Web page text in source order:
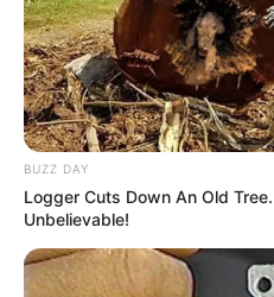
BUZZ DAY
Logger Cuts Down An Old
Unbelievable!